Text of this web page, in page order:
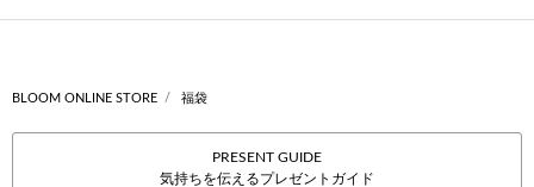
BLOOM ONLINE STORE 福袋
PRESENT GUIDE
気持ちを伝えるプレゼントガイド